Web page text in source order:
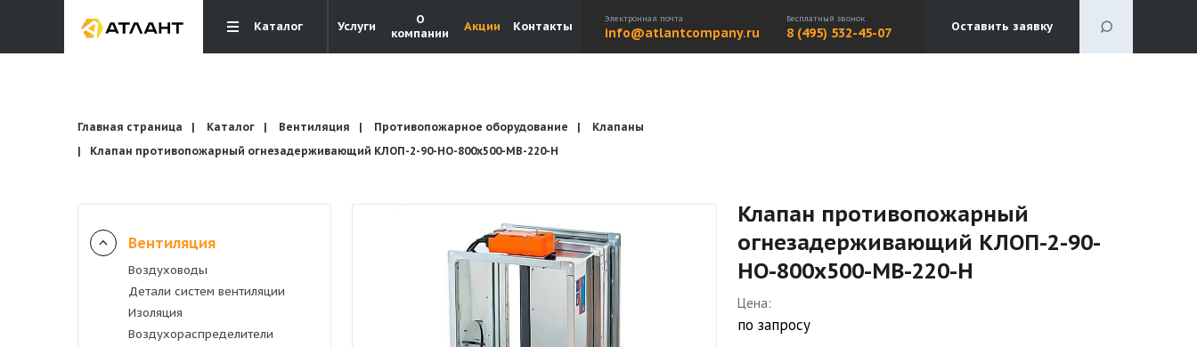
Каталог Услуги
О
компании
Акции Контакты
Электронная почта
info@atlantcompany.ru
Бесплатный звонок
8 (495) 532-45-07 Оставить заявку
Кондиционирование
Отопление и водоснабжение
Главная страница Каталог Вентиляция Противопожарное оборудование
Клапаны
Клапан противопожарный огнезадерживающий КЛОП-2-90-НО-800х500-МВ-220-Н
Вентиляция
Воздуховоды
Детали систем вентиляции
Изоляция
Воздухораспределители
Клапан противопожарный
огнезадерживающий КЛОП-2-90-
НО-800х500-МВ-220-Н
Цена:
по запросу